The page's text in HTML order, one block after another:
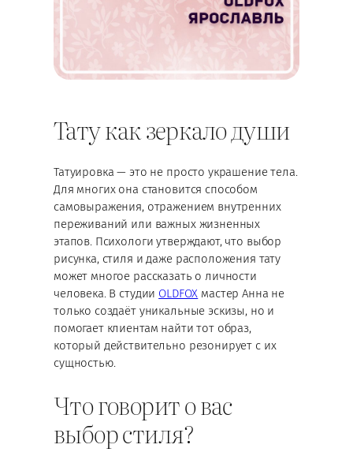
Тату как зеркало души
Татуировка — это не просто украшение тела.
Для многих она становится способом
самовыражения, отражением внутренних
переживаний или важных жизненных
этапов. Психологи утверждают, что выбор
рисунка, стиля и даже расположения тату
может многое рассказать о личности
человека. В студии OLDFOX мастер Анна не
только создаёт уникальные эскизы, но и
помогает клиентам найти тот образ,
который действительно резонирует с их
сущностью.
Что говорит о вас
выбор стиля?